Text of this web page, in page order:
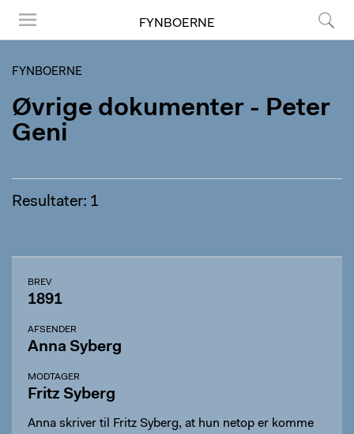
FYNBOERNE
FYNBOERNE
Øvrige dokumenter - Peter
Geni
Resultater: 1
BREV
1891
AFSENDER
Anna Syberg
MODTAGER
Fritz Syberg
Anna skriver til Fritz Syberg, at hun netop er komme